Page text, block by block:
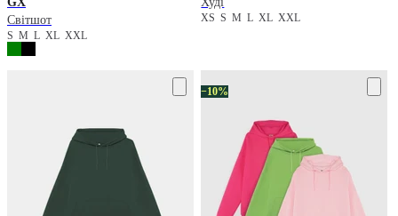
Світшот
S M L XL XXL
XSSMLXLXXL
−10%